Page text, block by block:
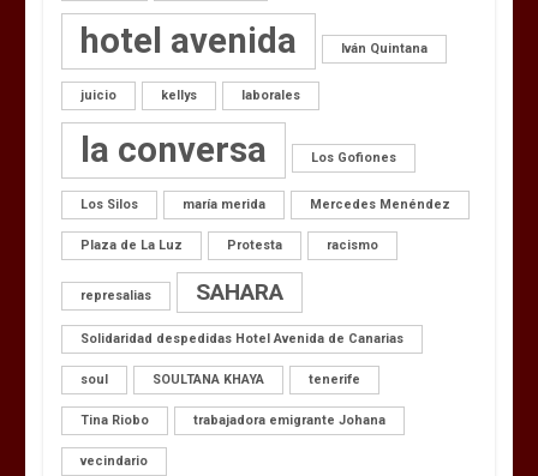
hotel avenida Iván Quintana
juicio kellys laborales
la conversa Los Gofiones
Los Silos maría merida Mercedes Menéndez
Plaza de La Luz Protesta racismo
represalias SAHARA
Solidaridad despedidas Hotel Avenida de Canarias
soul SOULTANA KHAYA tenerife
Tina Riobo trabajadora emigrante Johana
vecindario